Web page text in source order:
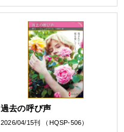
過去の呼び声
2026/04/15刊 （HQSP-506）